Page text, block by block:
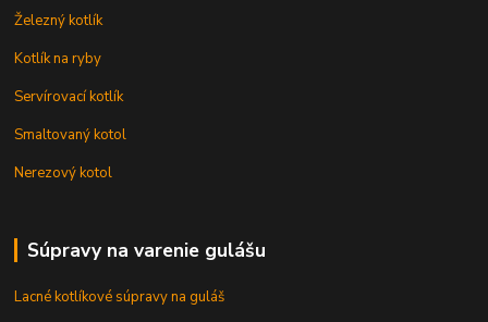
Železný kotlík
Kotlík na ryby
Servírovací kotlík
Smaltovaný kotol
Nerezový kotol
Súpravy na varenie gulášu
Lacné kotlíkové súpravy na guláš